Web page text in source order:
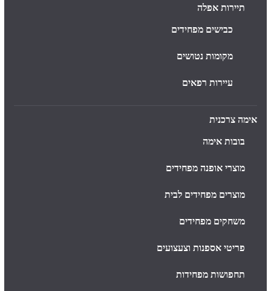
תיירות אפלה
כבישים מפחידים
מקומות נטושים
עיירות רפאים
אימה צרכנית
בובות אימה
מוצרי אופנה מפחידים
מוצרים מפחידים לבית
משחקים מפחידים
פריטי אספנות וצעצועים
תחפושות מפחידות